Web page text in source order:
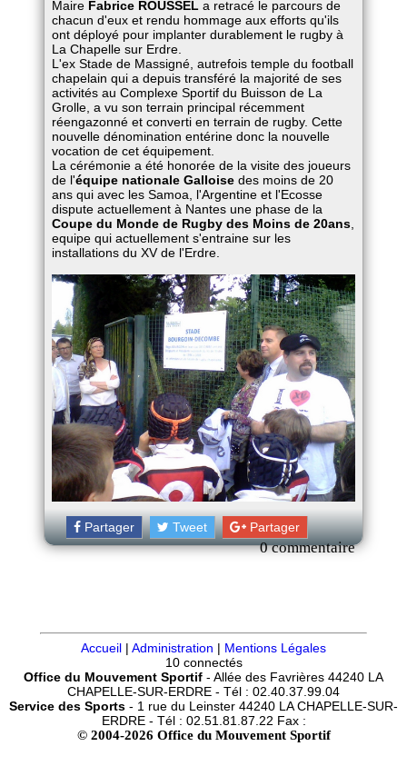
Maire Fabrice ROUSSEL a retracé le parcours de
chacun d'eux et rendu hommage aux efforts qu'ils
ont déployé pour implanter durablement le rugby à
La Chapelle sur Erdre.
L'ex Stade de Massigné, autrefois temple du football
chapelain qui a depuis transféré la majorité de ses
activités au Complexe Sportif du Buisson de La
Grolle, a vu son terrain principal récemment
réengazonné et converti en terrain de rugby. Cette
nouvelle dénomination entérine donc la nouvelle
vocation de cet équipement.
La cérémonie a été honorée de la visite des joueurs
de l'équipe nationale Galloisedes moins de 20
ans qui avec les Samoa, l'Argentine et l'Ecosse
dispute actuellement à Nantes une phase de la
Coupe du Monde de Rugby des Moins de 20ans,
equipe qui actuellement s'entraine sur les
installations du XV de l'Erdre.
Partager Tweet Partager
0 commentaire
Accueil | Administration | Mentions Légales
10 connectés
Office du Mouvement Sportif - Allée des Favrières 44240 LA
CHAPELLE-SUR-ERDRE - Tél : 02.40.37.99.04
Service des Sports - 1 rue du Leinster 44240 LA CHAPELLE-SUR-
ERDRE - Tél : 02.51.81.87.22 Fax :
© 2004-2026 Office du Mouvement Sportif